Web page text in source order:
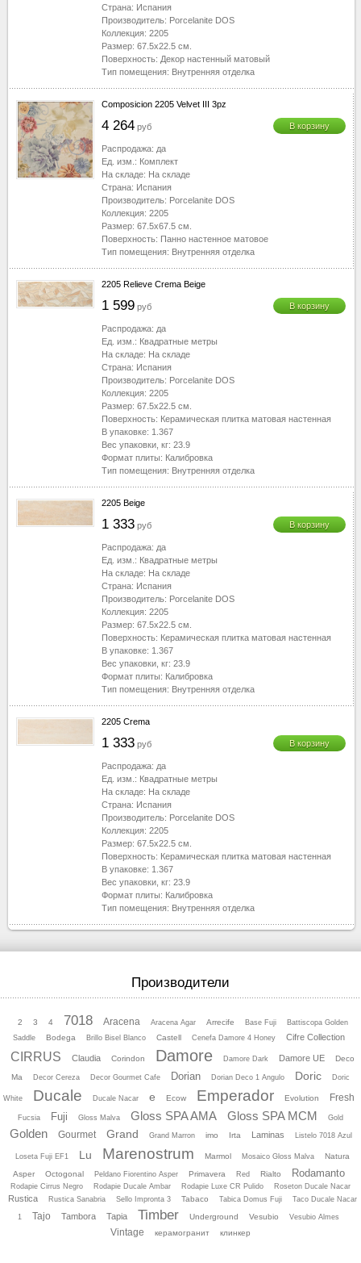
Страна: Испания
Производитель: Porcelanite DOS
Коллекция: 2205
Размер: 67.5x22.5 см.
Поверхность: Декор настенный матовый
Тип помещения: Внутренняя отделка
Composicion 2205 Velvet III 3pz
4 264 руб В корзину
Распродажа: да
Ед. изм.: Комплект
На складе: На складе
Страна: Испания
Производитель: Porcelanite DOS
Коллекция: 2205
Размер: 67.5x67.5 см.
Поверхность: Панно настенное матовое
Тип помещения: Внутренняя отделка
2205 Relieve Crema Beige
1 599 руб В корзину
Распродажа: да
Ед. изм.: Квадратные метры
На складе: На складе
Страна: Испания
Производитель: Porcelanite DOS
Коллекция: 2205
Размер: 67.5x22.5 см.
Поверхность: Керамическая плитка матовая настенная
В упаковке: 1.367
Вес упаковки, кг: 23.9
Формат плиты: Калибровка
Тип помещения: Внутренняя отделка
2205 Beige
1 333 руб В корзину
Распродажа: да
Ед. изм.: Квадратные метры
На складе: На складе
Страна: Испания
Производитель: Porcelanite DOS
Коллекция: 2205
Размер: 67.5x22.5 см.
Поверхность: Керамическая плитка матовая настенная
В упаковке: 1.367
Вес упаковки, кг: 23.9
Формат плиты: Калибровка
Тип помещения: Внутренняя отделка
2205 Crema
1 333 руб В корзину
Распродажа: да
Ед. изм.: Квадратные метры
На складе: На складе
Страна: Испания
Производитель: Porcelanite DOS
Коллекция: 2205
Размер: 67.5x22.5 см.
Поверхность: Керамическая плитка матовая настенная
В упаковке: 1.367
Вес упаковки, кг: 23.9
Формат плиты: Калибровка
Тип помещения: Внутренняя отделка
Производители
2 3 4 7018 Aracena Aracena Agar Arrecife Base Fuji
Battiscopa Golden
Saddle
Bodega Brillo Bisel Blanco Castell Cenefa Damore 4 Honey Cifre Collection
CIRRUS Claudia Corindon Damore Damore Dark Damore UE Deco
Ma Decor Cereza Decor Gourmet Cafe Dorian Dorian Deco 1 Angulo Doric Doric
White Ducale Ducale Nacar e Ecow Emperador Evolution Fresh
Fucsia Fuji Gloss Malva Gloss SPA AMA Gloss SPA MCM Gold
Golden Gourmet Grand Grand Marron imo Irta Laminas Listelo 7018 Azul
Loseta Fuji EF1 Lu Marenostrum Marmol Mosaico Gloss Malva
Natura
Asper
Octogonal Peldano Fiorentino Asper Primavera Red Rialto Rodamanto
Rodapie Cirrus Negro Rodapie Ducale Ambar Rodapie Luхe CR Pulido Roseton Ducale Nacar
Rustica Rustica Sanabria Sello Impronta 3 Tabaco Tabica Domus Fuji Taco Ducale Nacar
1 Tajo Tambora Tapia Timber Underground Vesubio Vesubio Almes
Vintage керамогранит клинкер